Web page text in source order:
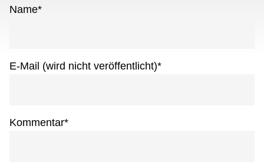
Name*
E-Mail (wird nicht veröffentlicht)*
Kommentar*